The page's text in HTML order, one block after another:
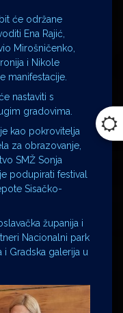
će održane
Ena Rajić,
Mirošničenko,
i Nikole
manifestacije.
nastaviti s
gradovima.
kao pokrovitelja
za obrazovanje,
SMŽ Sonja
podupirati festival
Sisačko-
županija i
Nacionalni park
i Gradska galerija u